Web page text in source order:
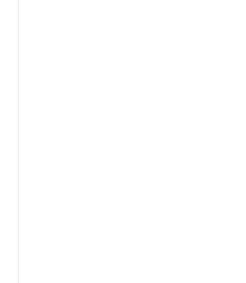
Ihre Weddingplanner /
Wir übernehmen für
Durchführung Ihrer
Planung, der Auswahl
Begleitung bei der
passenden
Festkleidung der